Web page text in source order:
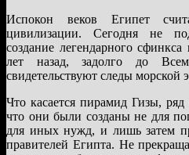
Испокон веков Египет
цивилизации. Сегодня не
создание легендарного
лет назад, задолго до
свидетельствуют следы морской
Что касается пирамид Гизы, ряд
что они были созданы не для
для иных нужд, и лишь затем
правителей Египта. Не